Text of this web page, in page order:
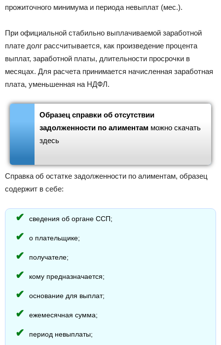
прожиточного минимума и периода невыплат (мес.).
При официальной стабильно выплачиваемой заработной
плате долг рассчитывается, как произведение процента
выплат, заработной платы, длительности просрочки в
месяцах. Для расчета принимается начисленная заработная
плата, уменьшенная на НДФЛ.
Образец справки об отсутствии
задолженности по алиментам можно скачать
здесь
Справка об остатке задолженности по алиментам, образец
содержит в себе:
сведения об органе ССП;
о плательщике;
получателе;
кому предназначается;
основание для выплат;
ежемесячная сумма;
период невыплаты;